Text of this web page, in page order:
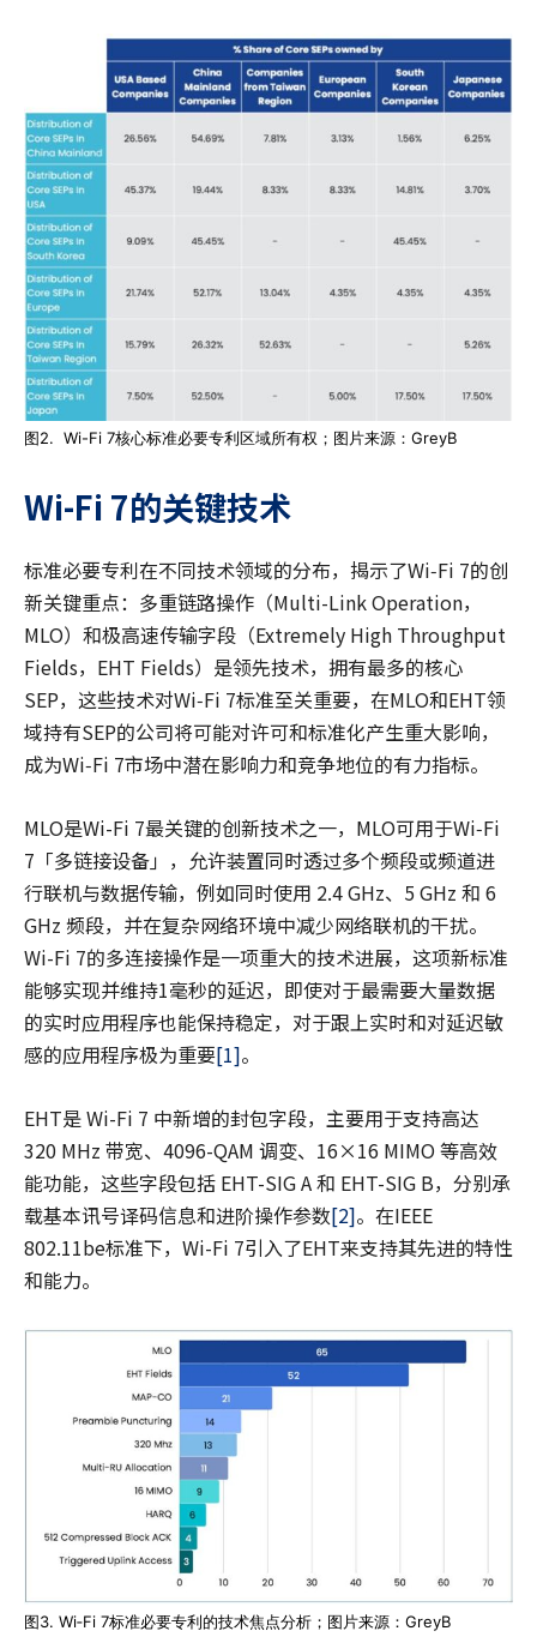
图2. Wi-Fi 7核心标准必要专利区域所有权；图片来源：GreyB
Wi-Fi 7的关键技术
标准必要专利在不同技术领域的分布，揭示了Wi‑Fi 7的创
新关键重点：多重链路操作（Multi-Link Operation，
MLO）和极高速传输字段（Extremely High Throughput
Fields，EHT Fields）是领先技术，拥有最多的核心
SEP，这些技术对Wi‑Fi 7标准至关重要，在MLO和EHT领
域持有SEP的公司将可能对许可和标准化产生重大影响，
成为Wi‑Fi 7市场中潜在影响力和竞争地位的有力指标。
MLO是Wi-Fi 7最关键的创新技术之一，MLO可用于Wi‑Fi
7「多链接设备」，允许装置同时透过多个频段或频道进
行联机与数据传输，例如同时使用 2.4 GHz、5 GHz 和 6
GHz 频段，并在复杂网络环境中减少网络联机的干扰。
Wi-Fi 7的多连接操作是一项重大的技术进展，这项新标准
能够实现并维持1毫秒的延迟，即使对于最需要大量数据
的实时应用程序也能保持稳定，对于跟上实时和对延迟敏
感的应用程序极为重要[1]。
EHT是 Wi-Fi 7 中新增的封包字段，主要用于支持高达
320 MHz 带宽、4096-QAM 调变、16×16 MIMO 等高效
能功能，这些字段包括 EHT-SIG A 和 EHT-SIG B，分别承
载基本讯号译码信息和进阶操作参数[2]。在IEEE
802.11be标准下，Wi-Fi 7引入了EHT来支持其先进的特性
和能力。
图3. Wi‑Fi 7标准必要专利的技术焦点分析；图片来源：GreyB